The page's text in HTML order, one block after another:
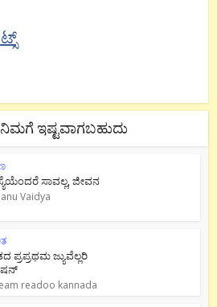
ಇಷ್ಟವಾಗಬಹುದು
ಸಾವಲ್ಲ, ಜೀವನ
Vaidya
ಪ್ರಪ್ರಥಮ ಜ್ಯುವೆಲ್ಲರಿ
readoo kannada